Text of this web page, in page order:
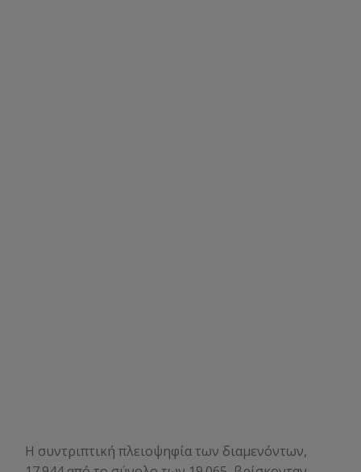
Η συντριπτική πλειοψηφία των διαμενόντων,